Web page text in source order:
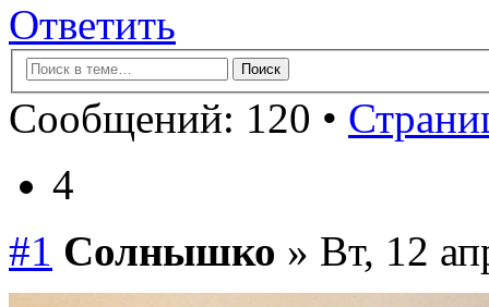
Ответить
Сообщений: 120 •
4
#1 Солнышко » Вт, 12